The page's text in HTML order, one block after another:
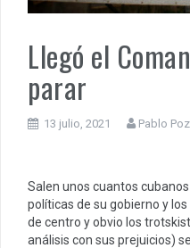
Llegó el
parar
13 julio, 2021 Pablo
Salen unos cuantos
políticas de su gobierno y
de centro y obvio los
análisis con sus prejuicios)